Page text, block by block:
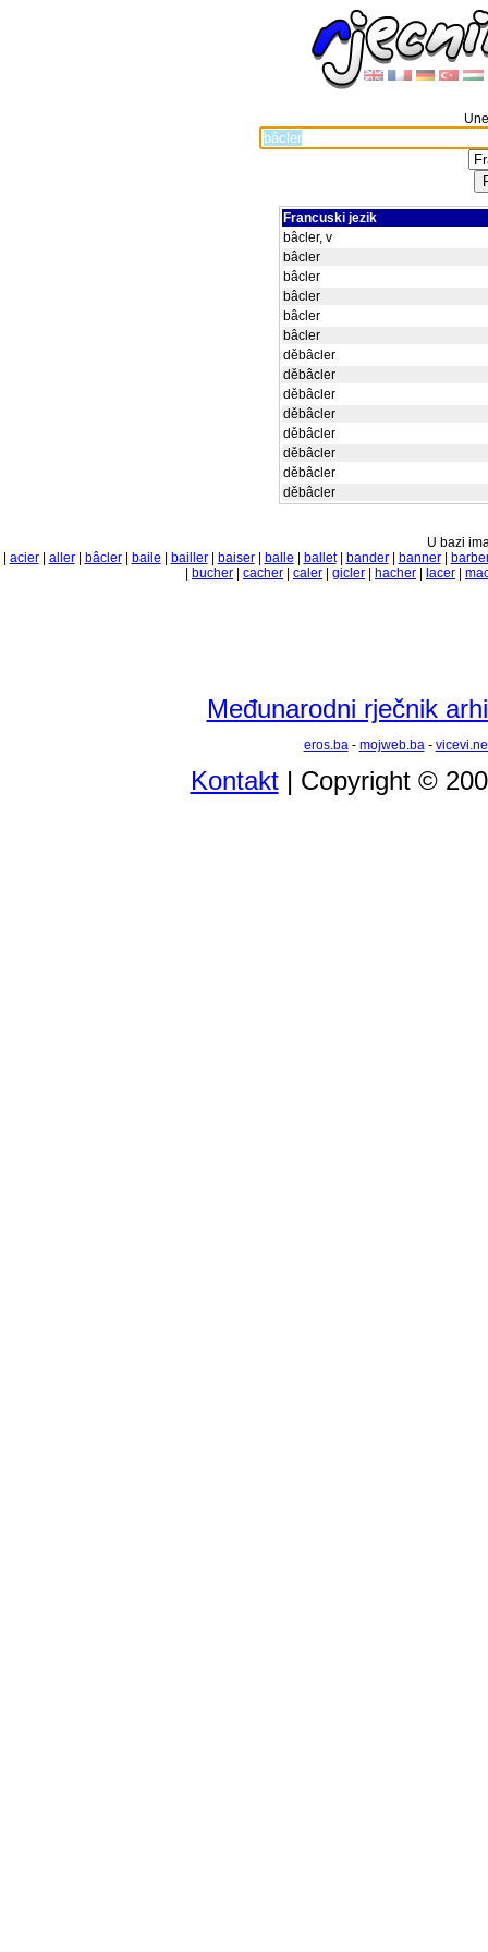
Francuski jezik
bâcler, v
bâcler
bâcler
bâcler
bâcler
bâcler
děbâcler
děbâcler
děbâcler
děbâcler
děbâcler
děbâcler
děbâcler
děbâcler
U bazi
acier| aller| bâcler| baile bailler| baiser| balle ballet| bander| banner|
bucher cacher caler gicler hacher lacer
Međunarodni rječnik
eros.ba- mojweb.ba-
Kontakt| Copyright ©